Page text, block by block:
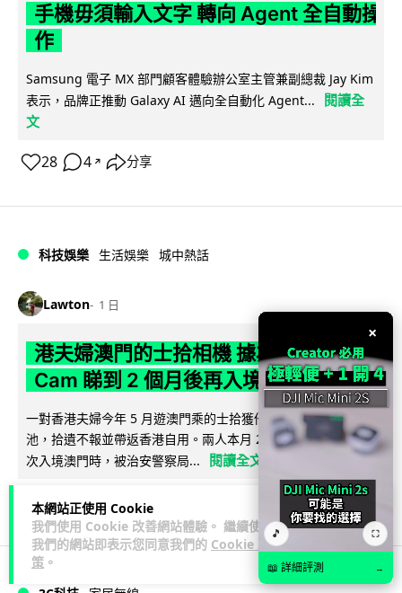
本網站正使用 Cookie
我們使用 Cookie 改善網站體驗。 繼續使用
我們的網站即表示您同意我們的 Cookie 政
策 。
手機毋須輸入文字 轉向 Agent 全自動操
作
Samsung 電子 MX 部門顧客體驗辦公室主管兼副總裁 Jay Kim
表示，品牌正推動 Galaxy AI 邁向全自動化 Agent...
閱讀全
文
28 4 ↗ 分享
科技娛樂 生活娛樂 城中熱話
Lawton 1 日
港夫婦澳門的士拾相機 據為己有被的士
Cam 睇到 2 個月後再入境被捕
一對香港夫婦今年 5 月遊澳門乘的士拾獲他人遺留相機及電
池，拾遺不報並帶返香港自用。兩人本月 2 日經港珠澳大橋再
次入境澳門時，被治安警察局...
閱讀全文
539 75 分享
×
🎵 ⛶
📖 詳細評測 →